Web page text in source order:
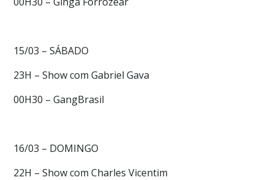
15/03 – SÁBADO
23H – Show com Gabriel Gava
00H30 – GangBrasil
16/03 – DOMINGO
22H – Show com Charles Vicentim